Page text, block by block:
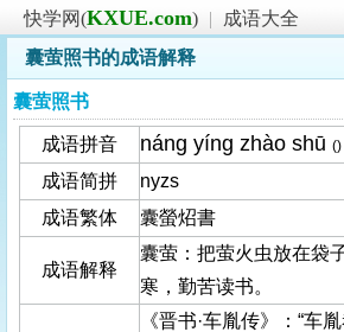
快学网(KXUE.com) |
成语大全
囊萤照书的成语解释
囊萤照书
成语拼音 náng yíng zhào shū ()
成语简拼
nyzs
成语繁体
囊螢炤書
成语解释
囊萤：把萤火虫放在袋
寒，勤苦读书。
《晋书·车胤传》：“车